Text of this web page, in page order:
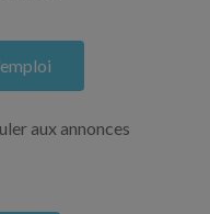
aux annonces